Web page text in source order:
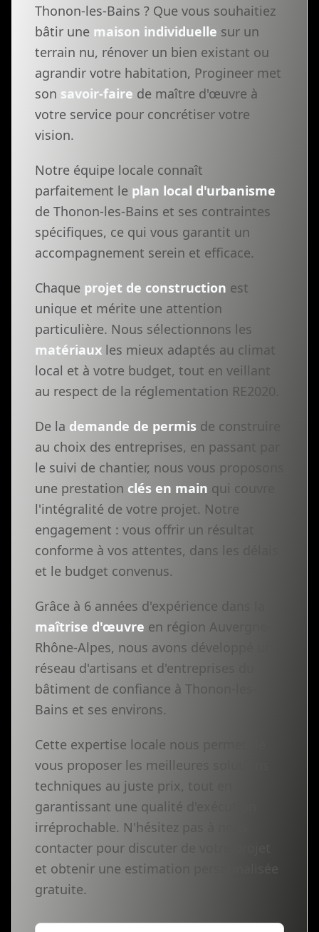
Thonon-les-Bains ? Que vous souhaitiez
bâtir une maison individuelle sur un
terrain nu, rénover un bien existant ou
agrandir votre habitation, Progineer met
son savoir-faire de maître d'œuvre à
votre service pour concrétiser votre
vision.
Notre équipe locale connaît
parfaitement le plan local d'urbanisme
de Thonon-les-Bains et ses contraintes
spécifiques, ce qui vous garantit un
accompagnement serein et efficace.
Chaque projet de construction est
unique et mérite une attention
particulière. Nous sélectionnons les
matériaux les mieux adaptés au climat
local et à votre budget, tout en veillant
au respect de la réglementation RE2020.
De la demande de permis de construire
au choix des entreprises, en passant par
le suivi de chantier, nous vous proposons
une prestation clés en main qui couvre
l'intégralité de votre projet. Notre
engagement : vous offrir un résultat
conforme à vos attentes, dans les délais
et le budget convenus.
Grâce à 6 années d'expérience dans la
maîtrise d'œuvre en région Auvergne-
Rhône-Alpes, nous avons développé un
réseau d'artisans et d'entreprises du
bâtiment de confiance à Thonon-les-
Bains et ses environs.
Cette expertise locale nous permet de
vous proposer les meilleures solutions
techniques au juste prix, tout en
garantissant une qualité d'exécution
irréprochable. N'hésitez pas à nous
contacter pour discuter de votre projet
et obtenir une estimation personnalisée
gratuite.